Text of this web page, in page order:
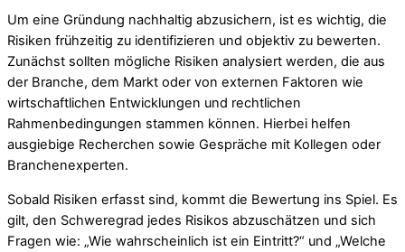
Um eine Gründung nachhaltig abzusichern, ist es wichtig, die
Risiken frühzeitig zu identifizieren und objektiv zu bewerten.
Zunächst sollten mögliche Risiken analysiert werden, die aus
der Branche, dem Markt oder von externen Faktoren wie
wirtschaftlichen Entwicklungen und rechtlichen
Rahmenbedingungen stammen können. Hierbei helfen
ausgiebige Recherchen sowie Gespräche mit Kollegen oder
Branchenexperten.
Sobald Risiken erfasst sind, kommt die Bewertung ins Spiel. Es
gilt, den Schweregrad jedes Risikos abzuschätzen und sich
Fragen wie: „Wie wahrscheinlich ist ein Eintritt?“ und „Welche